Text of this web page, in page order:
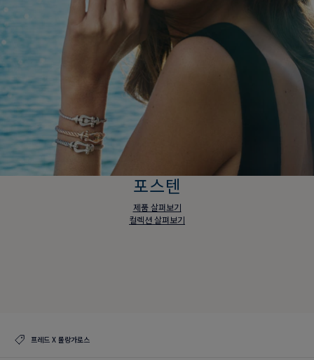
포스텐
제품 살펴보기
컬렉션 살펴보기
프레드 X 롤랑가로스